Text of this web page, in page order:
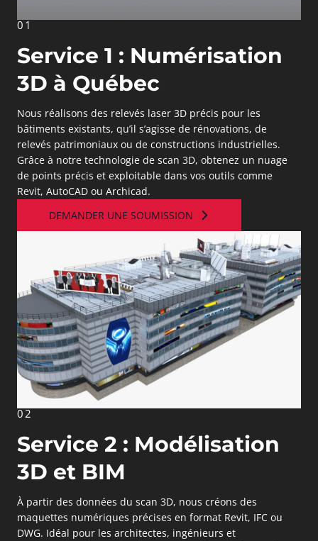
01
Service 1 : Numérisation
3D à Québec
Nous réalisons des relevés laser 3D précis pour les
bâtiments existants, qu’il s’agisse de rénovations, de
relevés patrimoniaux ou de constructions industrielles.
Grâce à notre technologie de scan 3D, obtenez un nuage
de points précis et exploitable dans vos outils comme
Revit, AutoCAD ou Archicad.
DEMANDER UNE SOUMISSION
02
Service 2 : Modélisation
3D et BIM
À partir des données du scan 3D, nous créons des
maquettes numériques précises en format Revit, IFC ou
DWG. Idéal pour les architectes, ingénieurs et